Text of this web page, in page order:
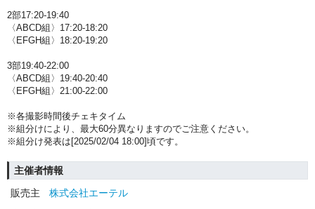
2部17:20-19:40
〈ABCD組〉17:20-18:20
〈EFGH組〉18:20-19:20
3部19:40-22:00
〈ABCD組〉19:40-20:40
〈EFGH組〉21:00-22:00
※各撮影時間後チェキタイム
※組分けにより、最大60分異なりますのでご注意ください。
※組分け発表は[2025/02/04 18:00]頃です。
主催者情報
販売主
株式会社エーテル